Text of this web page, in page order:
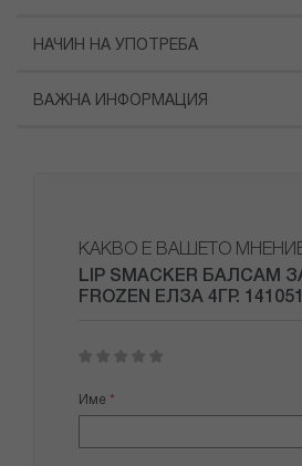
НАЧИН НА УПОТРЕБА
ВАЖНА ИНФОРМАЦИЯ
КАКВО Е ВАШЕТО
LIP SMACKER БАЛСАМ
FROZEN ЕЛЗА 4ГР.
star
stars
stars
stars
stars
Име